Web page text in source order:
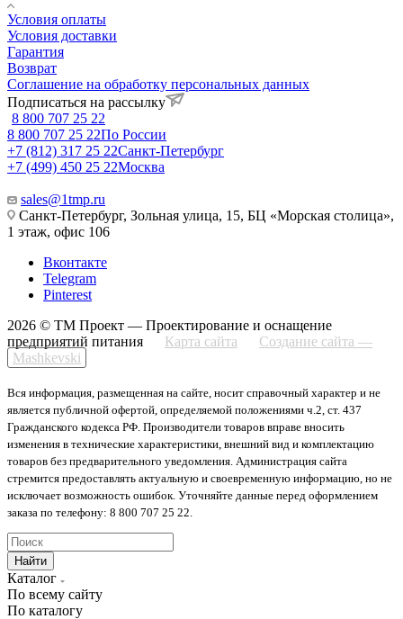
Условия оплаты
Условия доставки
Гарантия
Возврат
Соглашение на обработку персональных данных
Подписаться на рассылку
8 800 707 25 22
8 800 707 25 22По России
+7 (812) 317 25 22Санкт-Петербург
+7 (499) 450 25 22Москва
sales@1tmp.ru
Санкт-Петербург, Зольная улица, 15, БЦ «Морская столица»,
1 этаж, офис 106
Вконтакте
Telegram
Pinterest
2026 © ТМ Проект — Проектирование и оснащение
предприятий питания
Карта сайта
Создание сайта —
Mashkevski
Вся информация, размещенная на сайте, носит справочный характер и не
является публичной офертой, определяемой положениями ч.2, ст. 437
Гражданского кодекса РФ. Производители товаров вправе вносить
изменения в технические характеристики, внешний вид и комплектацию
товаров без предварительного уведомления. Администрация сайта
стремится предоставлять актуальную и своевременную информацию, но не
исключает возможность ошибок. Уточняйте данные перед оформлением
заказа по телефону: 8 800 707 25 22.
Найти
Каталог
По всему сайту
По каталогу